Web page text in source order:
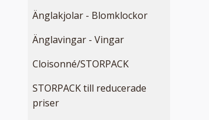
Änglakjolar - Blomklockor
Änglavingar - Vingar
Cloisonné/STORPACK
STORPACK till reducerade
priser